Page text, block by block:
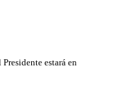
estará en